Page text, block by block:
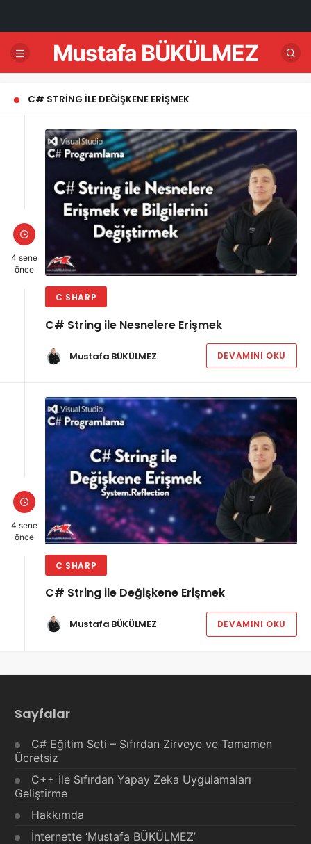
Mustafa BÜKÜLMEZ
C# STRING ILE DEĞIŞKENE ERIŞMEK
4 sene
önce
C SHARP
C# String ile Nesnelere Erişmek
Mustafa BÜKÜLMEZ DEVAMINI OKU
4 sene
önce
C SHARP
C# String ile Değişkene Erişmek
Mustafa BÜKÜLMEZ DEVAMINI OKU
Sayfalar
C# Eğitim Seti – Sıfırdan Zirveye ve Tamamen
Ücretsiz
C++ İle Sıfırdan Yapay Zeka Uygulamaları
Geliştirme
Hakkımda
İnternette ‘Mustafa BÜKÜLMEZ’